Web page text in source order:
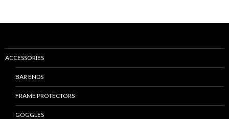
po
wpisach
ACCESSORIES
BAR ENDS
FRAME PROTECTORS
GOGGLES